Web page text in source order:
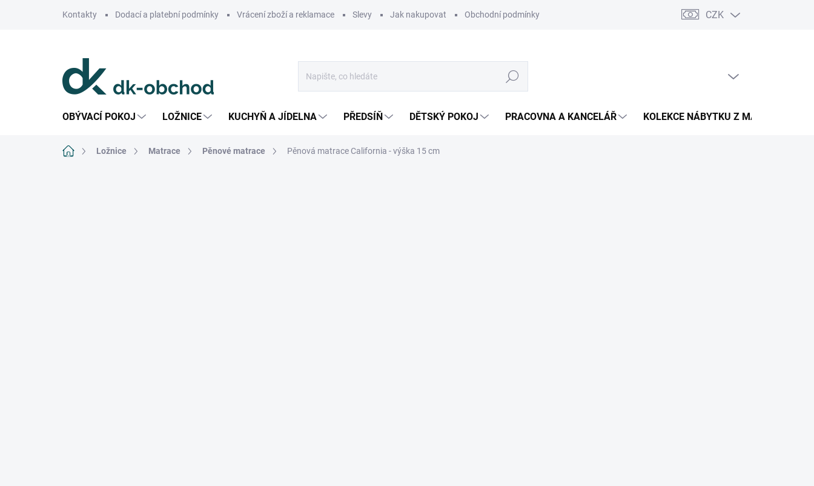
Kontakty Dodací a platební podmínky Vrácení zboží a reklamace Slevy Jak nakupovat Obchodní podmínky Podmínky ochrany osobních údajů Pojištění zásilky
CZK
Hledat
OBÝVACÍ POKOJ LOŽNICE KUCHYŇ A JÍDELNA PŘEDSÍŇ DĚTSKÝ POKOJ PRACOVNA A KANCELÁŘ KOLEKCE NÁBYTKU Z MASIVU
Domů Ložnice Matrace Pěnové matrace Pěnová matrace California - výška 15 cm